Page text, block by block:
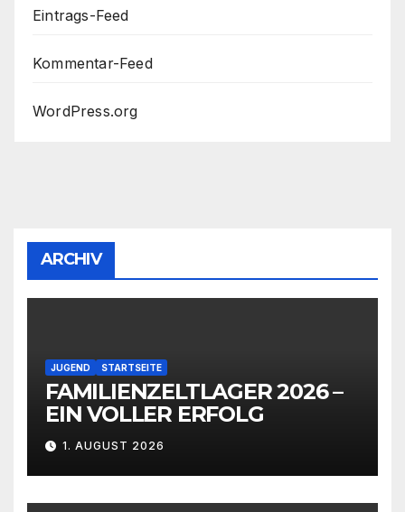
Eintrags-Feed
Kommentar-Feed
WordPress.org
ARCHIV
JUGEND STARTSEITE
FAMILIENZELTLAGER 2026 –
EIN VOLLER ERFOLG
1. AUGUST 2026